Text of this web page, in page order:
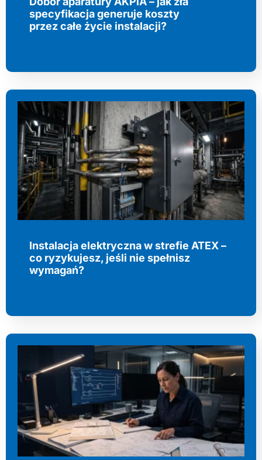
specyfikacja generuje koszty
przez całe życie instalacji?
Instalacja elektryczna w strefie ATEX –
co ryzykujesz, jeśli nie spełnisz
wymagań?